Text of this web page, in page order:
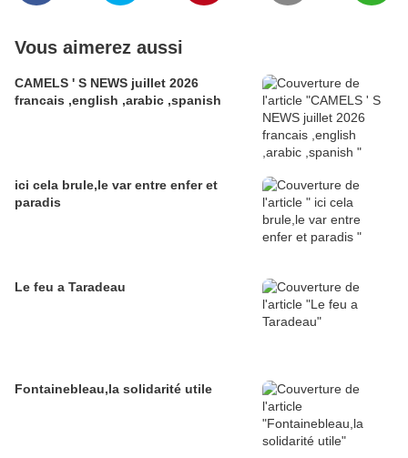
Vous aimerez aussi
CAMELS ' S NEWS juillet 2026
francais ,english ,arabic ,spanish
ici cela brule,le var entre enfer et
paradis
Le feu a Taradeau
Fontainebleau,la solidarité utile